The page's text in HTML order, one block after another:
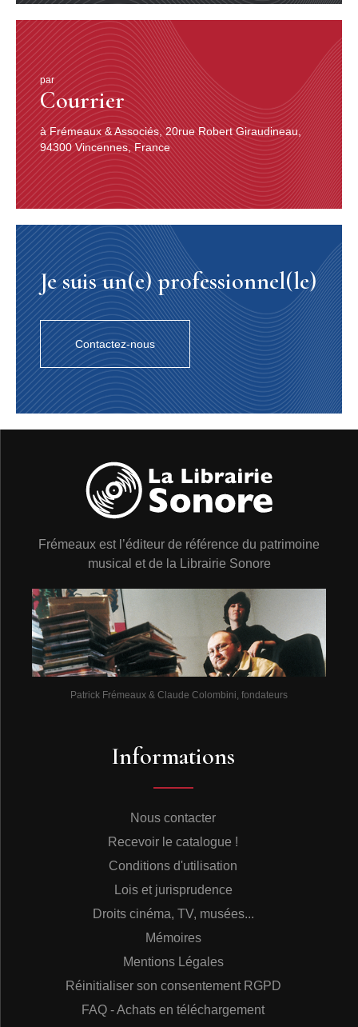
par
Courrier
à Frémeaux & Associés, 20rue Robert Giraudineau,
94300 Vincennes, France
Je suis un(e) professionnel(le)
Contactez-nous
Frémeaux est l’éditeur de référence du patrimoine
musical et de la Librairie Sonore
Patrick Frémeaux & Claude Colombini, fondateurs
Informations
Nous contacter
Recevoir le catalogue !
Conditions d'utilisation
Lois et jurisprudence
Droits cinéma, TV, musées...
Mémoires
Mentions Légales
Réinitialiser son consentement RGPD
FAQ - Achats en téléchargement